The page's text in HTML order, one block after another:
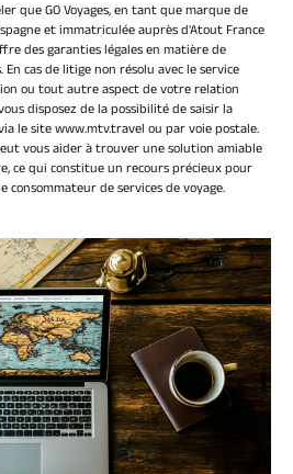
que GO Voyages, en tant que marque de
et immatriculée auprès d'Atout France
des garanties légales en matière de
cas de litige non résolu avec le service
ou tout autre aspect de votre relation
disposez de la possibilité de saisir la
le site www.mtv.travel ou par voie postale.
vous aider à trouver une solution amiable
ce qui constitue un recours précieux pour
de services de voyage.